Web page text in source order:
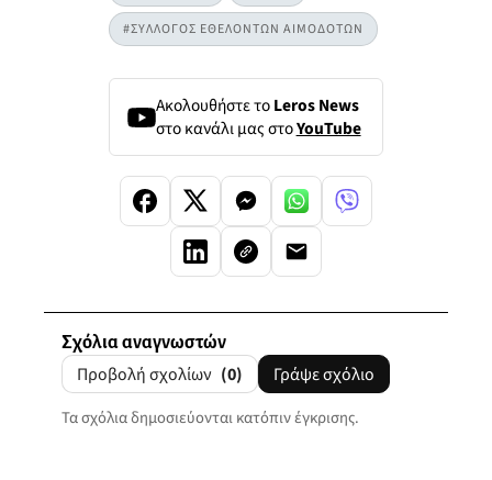
#ΣΥΛΛΟΓΟΣ ΕΘΕΛΟΝΤΩΝ ΑΙΜΟΔΟΤΩΝ
Ακολουθήστε τοLeros News
στο κανάλι μας στοYouTube
Σχόλια αναγνωστών
Προβολή σχολίων (0) Γράψε σχόλιο
Τα σχόλια δημοσιεύονται κατόπιν έγκρισης.